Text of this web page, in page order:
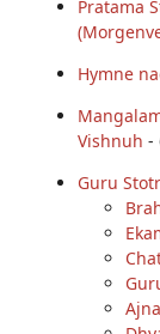
Pratama
Hymne
Vishnuh -
Guru